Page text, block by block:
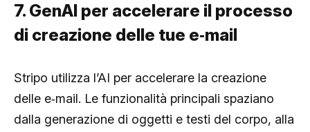
7. GenAI per accelerare il processo
di creazione delle tue e‑mail
Stripo utilizza l’AI per accelerare la creazione
delle e‑mail. Le funzionalità principali spaziano
dalla generazione di oggetti e testi del corpo, alla